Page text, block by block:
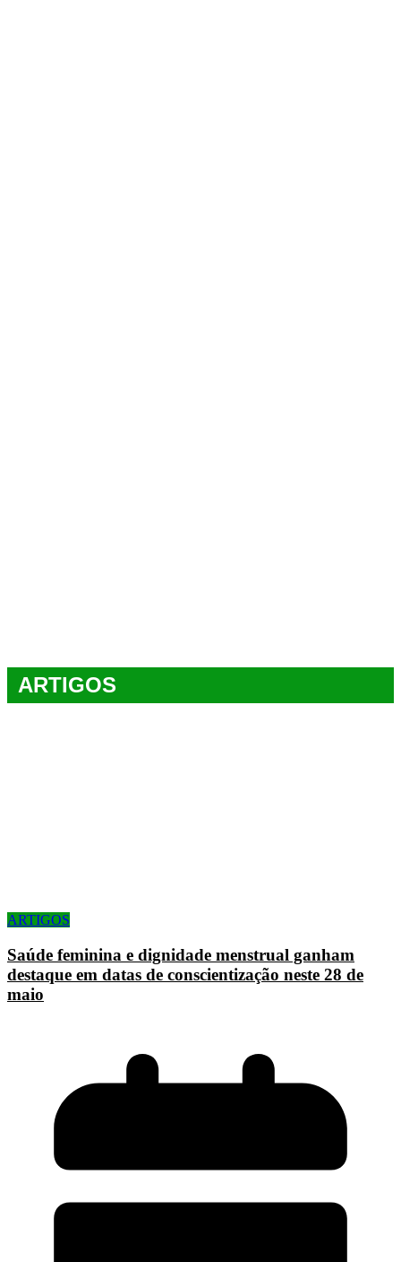
ARTIGOS
ARTIGOS
Saúde feminina e dignidade menstrual ganham
destaque em datas de conscientização neste 28 de
maio